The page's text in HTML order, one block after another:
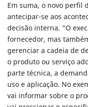
Em suma, o novo perfil
antecipar-se aos
decisão interna. “O
fornecedor, mas
gerenciar a cadeia de
o produto ou serviço
parte técnica, a
uso e aplicação. No
vai informar sobre o